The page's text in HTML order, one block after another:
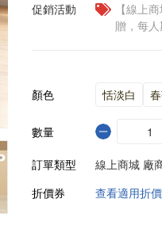
促銷活動
【線上
贈，每
顏色 恬淡白
數量
訂單類型
線上商城 廠
折價券
查看適用折